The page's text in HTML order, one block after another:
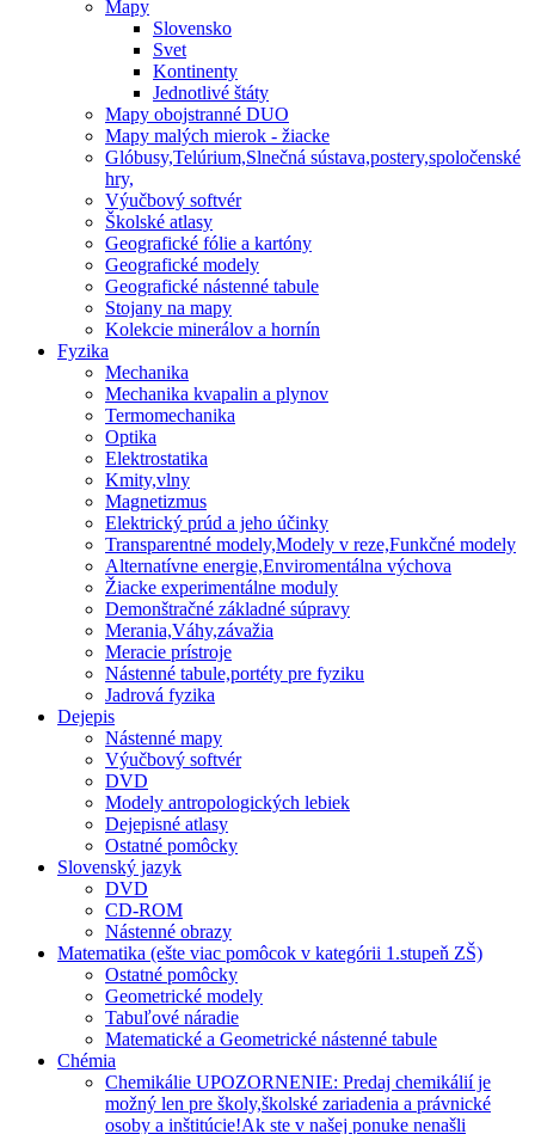
Mapy
Slovensko
Svet
Kontinenty
Jednotlivé štáty
Mapy obojstranné DUO
Mapy malých mierok - žiacke
Glóbusy,Telúrium,Slnečná sústava,postery,spoločenské
hry,
Výučbový softvér
Školské atlasy
Geografické fólie a kartóny
Geografické modely
Geografické nástenné tabule
Stojany na mapy
Kolekcie minerálov a hornín
Fyzika
Mechanika
Mechanika kvapalin a plynov
Termomechanika
Optika
Elektrostatika
Kmity,vlny
Magnetizmus
Elektrický prúd a jeho účinky
Transparentné modely,Modely v reze,Funkčné modely
Alternatívne energie,Enviromentálna výchova
Žiacke experimentálne moduly
Demonštračné základné súpravy
Merania,Váhy,závažia
Meracie prístroje
Nástenné tabule,portéty pre fyziku
Jadrová fyzika
Dejepis
Nástenné mapy
Výučbový softvér
DVD
Modely antropologických lebiek
Dejepisné atlasy
Ostatné pomôcky
Slovenský jazyk
DVD
CD-ROM
Nástenné obrazy
Matematika (ešte viac pomôcok v kategórii 1.stupeň ZŠ)
Ostatné pomôcky
Geometrické modely
Tabuľové náradie
Matematické a Geometrické nástenné tabule
Chémia
Chemikálie UPOZORNENIE: Predaj chemikálií je
možný len pre školy,školské zariadenia a právnické
osoby a inštitúcie!Ak ste v našej ponuke nenašli